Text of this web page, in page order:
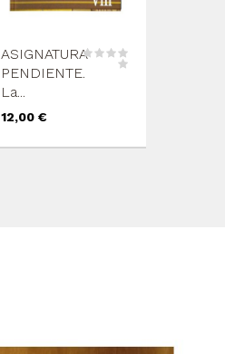
ASIGNATURA
PENDIENTE.
La...
Precio
12,00 €